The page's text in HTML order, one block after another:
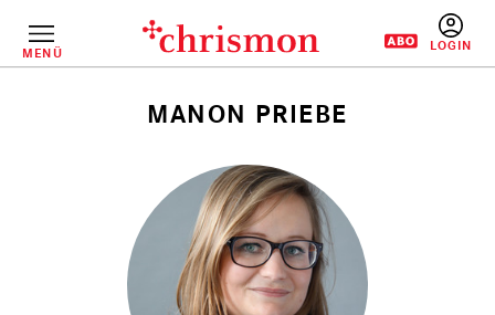
InhaltMENÜ
Pfadnavigation
MANON PRIEBE